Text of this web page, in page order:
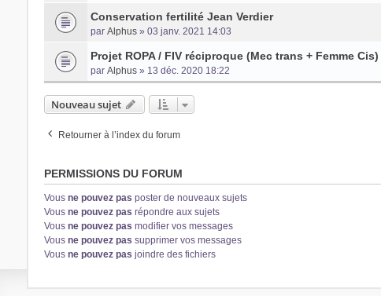
Conservation fertilité Jean Verdier
par Alphus» 03 janv. 2021 14:03
Projet ROPA / FIV réciproque (Mec trans + Femme Cis)
par Alphus» 13 déc. 2020 18:22
Nouveau sujet
Retourner à l’index du forum
PERMISSIONS DU FORUM
Vous ne pouvez pas poster de nouveaux sujets
Vous ne pouvez pas répondre aux sujets
Vous ne pouvez pas modifier vos messages
Vous ne pouvez pas supprimer vos messages
Vous ne pouvez pas joindre des fichiers